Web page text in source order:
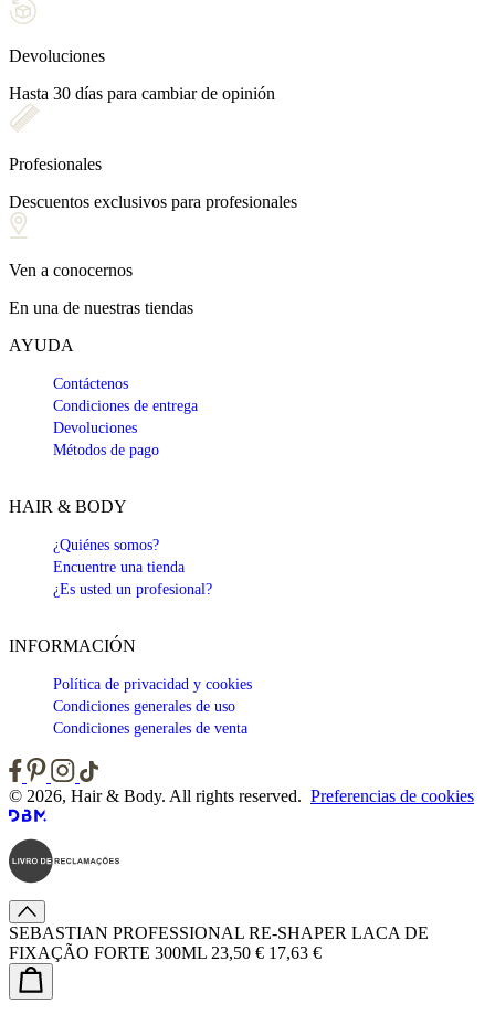
Devoluciones
Hasta 30 días para cambiar de opinión
Profesionales
Descuentos exclusivos para profesionales
Ven a conocernos
En una de nuestras tiendas
AYUDA
Contáctenos
Condiciones de entrega
Devoluciones
Métodos de pago
HAIR & BODY
¿Quiénes somos?
Encuentre una tienda
¿Es usted un profesional?
INFORMACIÓN
Política de privacidad y cookies
Condiciones generales de uso
Condiciones generales de venta
© 2026, Hair & Body. All rights reserved. Preferencias de cookies
SEBASTIAN PROFESSIONAL RE-SHAPER LACA DE
FIXAÇÃO FORTE 300ML 23,50 € 17,63 €